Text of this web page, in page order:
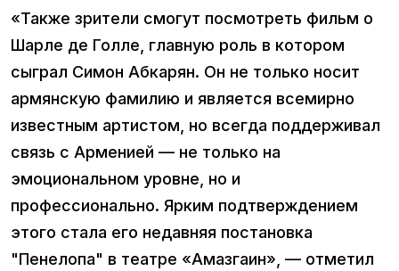
«Также зрители смогут посмотреть фильм о
Шарле де Голле, главную роль в котором
сыграл Симон Абкарян. Он не только носит
армянскую фамилию и является всемирно
известным артистом, но всегда поддерживал
связь с Арменией — не только на
эмоциональном уровне, но и
профессионально. Ярким подтверждением
этого стала его недавняя постановка
"Пенелопа" в театре «Амазгаин», — отметил